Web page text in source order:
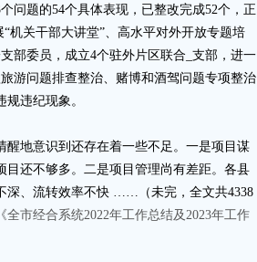
问题的54个具体表现，已整改完成52个，正
机关干部大讲堂”、高水平对外开放专题培
部委员，成立4个驻外片区联合_支部，进一
游问题排查整治、赌博和酒驾问题专项整治
违纪现象。
地意识到还存在着一些不足。一是项目谋
还不够多。二是项目管理尚有差距。各县
深、流转效率不快 ……（未完，全文共4338
全市经合系统2022年工作总结及2023年工作